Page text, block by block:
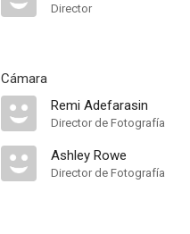
Director
Cámara
Remi Adefarasin
Director de Fotografía
Ashley Rowe
Director de Fotografía